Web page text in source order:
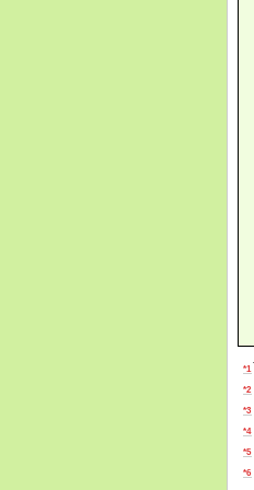
*1
*2
*3
*4
*5
*6